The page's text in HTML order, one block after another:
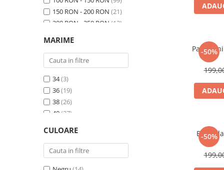
150 RON - 200 RON (21)
200 RON - 250 RON (13)
300 RON - 400 RON
MARIME
34(3)
36(19)
38(26)
40 (27)
44 (18)
46(15)
48(13)
CULOARE
-50%
-50%
Blugi